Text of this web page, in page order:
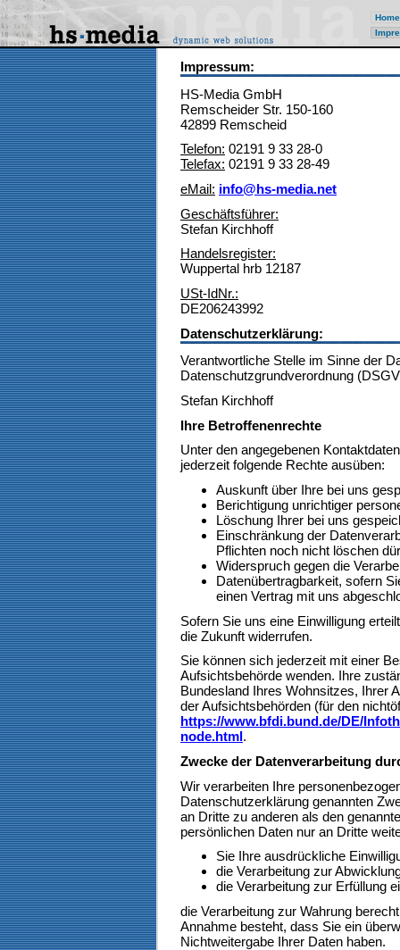
Home
Impressum:
HS-Media GmbH
Remscheider Str. 150-160
42899 Remscheid
Telefon: 02191 9 33 28-0
Telefax: 02191 9 33 28-49
eMail: info@hs-media.net
Geschäftsführer:
Stefan Kirchhoff
Handelsregister:
Wuppertal hrb 12187
USt-IdNr.:
DE206243992
Datenschutzerklärung:
Verantwortliche Stelle im Sinne der
Datenschutzgrundverordnung
Stefan Kirchhoff
Ihre Betroffenenrechte
Unter den angegebenen
jederzeit folgende Rechte ausüben:
Auskunft über Ihre bei uns
Berichtigung unrichtiger
Löschung Ihrer bei uns
Einschränkung der
Pflichten noch nicht löschen
Widerspruch gegen die
Datenübertragbarkeit, sofern
einen Vertrag mit uns
Sofern Sie uns eine Einwilligung
die Zukunft widerrufen.
Sie können sich jederzeit mit einer
Aufsichtsbehörde wenden. Ihre
Bundesland Ihres Wohnsitzes, Ihrer
der Aufsichtsbehörden (für den
https://www.bfdi.bund.de/DE/
node.html.
Zwecke der Datenverarbeitung
Wir verarbeiten Ihre
Datenschutzerklärung genannten
an Dritte zu anderen als den
persönlichen Daten nur an Dritte
Sie Ihre ausdrückliche
die Verarbeitung zur
die Verarbeitung zur Erfüllung
die Verarbeitung zur Wahrung
Annahme besteht, dass Sie ein
Nichtweitergabe Ihrer Daten haben.